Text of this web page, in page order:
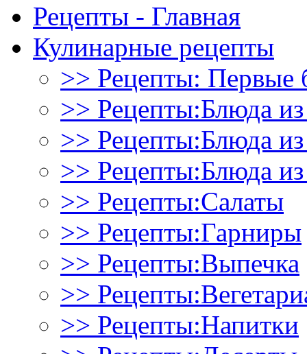
Рецепты - Главная
Кулинарные рецепты
>> Рецепты: Первые
>> Рецепты:Блюда
>> Рецепты:Блюда
>> Рецепты:Блюда
>> Рецепты:Салаты
>> Рецепты:Гарниры
>> Рецепты:Выпечка
>>
>> Рецепты:Напитки